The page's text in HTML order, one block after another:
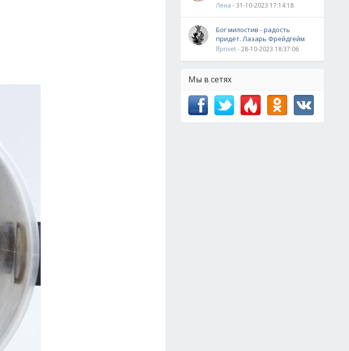
Лена - 31-10-2023 17:14:18
Бог милостив - радость
придёт. Лазарь Фрейдгейм
lfprivet- 28-10-2023 18:37:06
Мы в сетях